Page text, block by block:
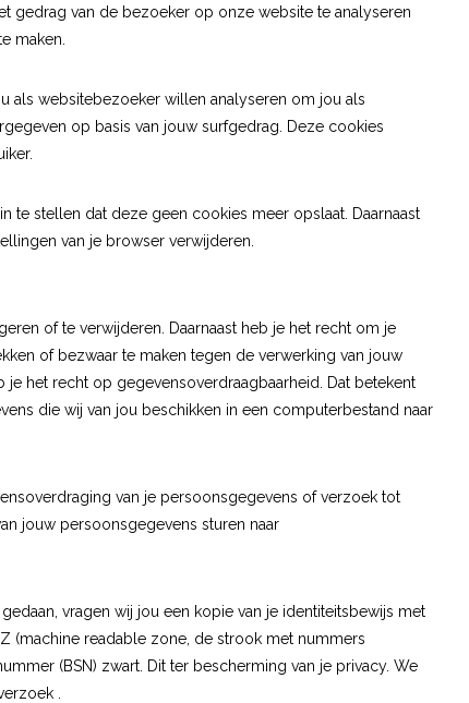
gedrag van de bezoeker op onze website te analyseren
maken.
als websitebezoeker willen analyseren om jou als
op basis van jouw surfgedrag. Deze cookies
stellen dat deze geen cookies meer opslaat. Daarnaast
van je browser verwijderen.
of te verwijderen. Daarnaast heb je het recht om je
of bezwaar te maken tegen de verwerking van jouw
het recht op gegevensoverdraagbaarheid. Dat betekent
die wij van jou beschikken in een computerbestand naar
van je persoonsgegevens of verzoek tot
jouw persoonsgegevens sturen naar
vragen wij jou een kopie van je identiteitsbewijs met
(machine readable zone, de strook met nummers
(BSN) zwart. Dit ter bescherming van je privacy. We
.